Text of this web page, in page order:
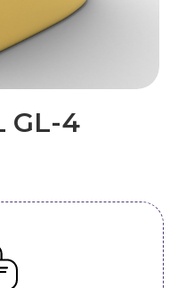
GL-4